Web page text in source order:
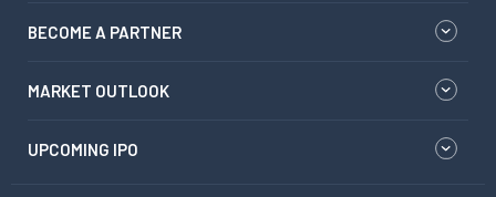
BECOME A PARTNER
MARKET OUTLOOK
UPCOMING IPO